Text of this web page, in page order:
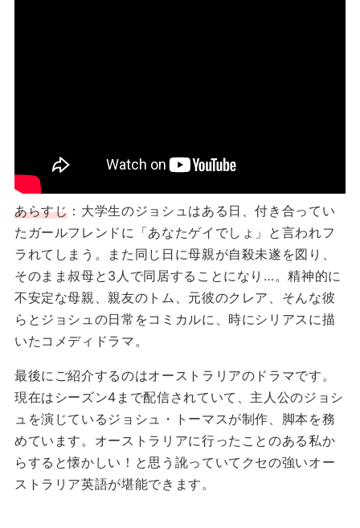
あらすじ ：大学生のジョシュはある日、付き合ってい
たガールフレンドに「あなたゲイでしょ」と言われフ
ラれてしまう。また同じ日に母親が自殺未遂を図り、
そのまま叔母と3人で同居することになり…。精神的に
不安定な母親、親友のトム、元彼のクレア、そんな彼
らとジョシュの日常をコミカルに、時にシリアスに描
いたコメディドラマ。
最後にご紹介するのはオーストラリアのドラマです。
現在はシーズン4まで配信されていて、主人公のジョシ
ュを演じているジョシュ・トーマスが制作、脚本を務
めています。オーストラリアに行ったことのある私か
らすると懐かしい！と思う訛っていてクセの強いオー
ストラリア英語が堪能できます。